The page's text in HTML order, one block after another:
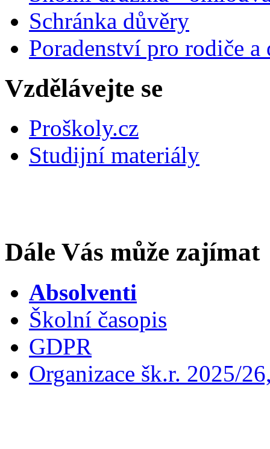
Schránka důvěry
Poradenství pro rodiče
Vzdělávejte se
Proškoly.cz
Studijní materiály
Dále Vás může zajímat
Absolventi
Školní časopis
GDPR
Organizace šk.r. 2025/